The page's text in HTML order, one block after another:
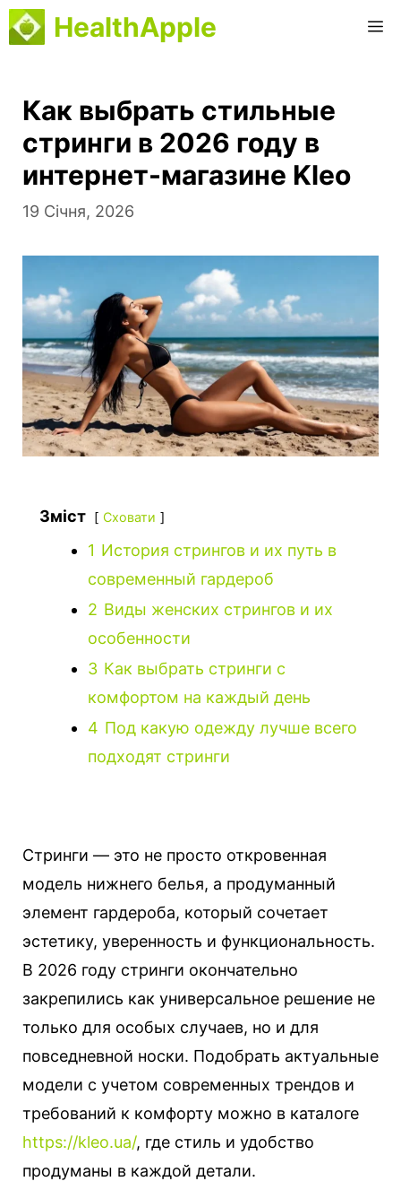
Перейти
до
HealthApple
Как выбрать стильные
стринги в 2026 году в
интернет-магазине Kleo
19 Січня, 2026
Зміст Сховати
1 История стрингов и их путь в
современный гардероб
2 Виды женских стрингов и их
особенности
3 Как выбрать стринги с
комфортом на каждый день
4 Под какую одежду лучше всего
подходят стринги
Стринги — это не просто откровенная
модель нижнего белья, а продуманный
элемент гардероба, который сочетает
эстетику, уверенность и функциональность.
В 2026 году стринги окончательно
закрепились как универсальное решение не
только для особых случаев, но и для
повседневной носки. Подобрать актуальные
модели с учетом современных трендов и
требований к комфорту можно в каталоге
https://kleo.ua/, где стиль и удобство
продуманы в каждой детали.